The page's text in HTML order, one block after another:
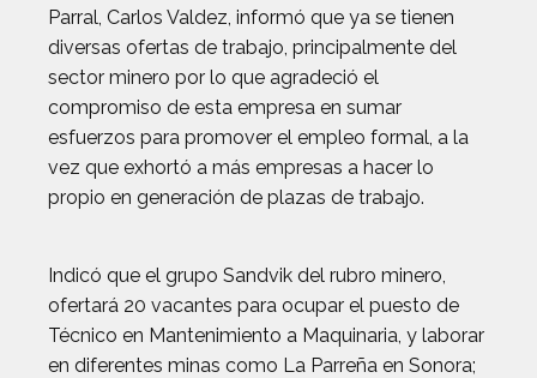
Parral, Carlos Valdez, informó que ya se tienen
diversas ofertas de trabajo, principalmente del
sector minero por lo que agradeció el
compromiso de esta empresa en sumar
esfuerzos para promover el empleo formal, a la
vez que exhortó a más empresas a hacer lo
propio en generación de plazas de trabajo.
Indicó que el grupo Sandvik del rubro minero,
ofertará 20 vacantes para ocupar el puesto de
Técnico en Mantenimiento a Maquinaria, y laborar
en diferentes minas como La Parreña en Sonora;